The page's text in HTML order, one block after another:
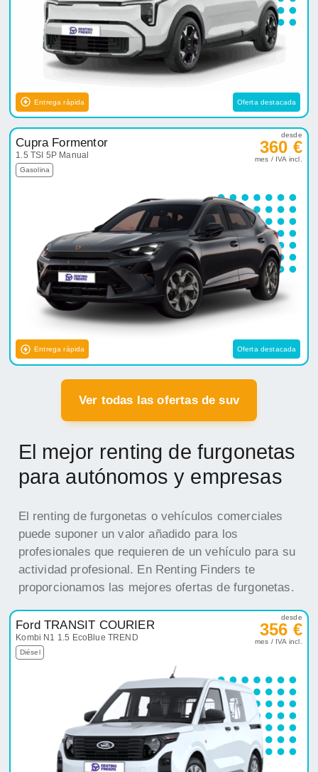
Entrega rápida Oferta destacada
Cupra Formentor
1.5 TSI 5P Manual
Gasolina
desde
360 €
mes / IVA incl.
Entrega rápida Oferta destacada
Ver todas las ofertas de suv
El mejor renting de furgonetas
para autónomos y empresas
El renting de furgonetas o vehículos comerciales
puede suponer un valor añadido para los
profesionales que requieren de un vehículo para su
actividad profesional. En Renting Finders te
proporcionamos las mejores ofertas de furgonetas.
Ford TRANSIT COURIER
Kombi N1 1.5 EcoBlue TREND
Diésel
desde
356 €
mes / IVA incl.